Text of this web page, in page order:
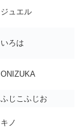
ジュエル
いろは
ONIZUKA
ふじこふじお
キノ